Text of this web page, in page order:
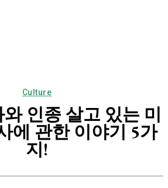
Culture
인종 살고 있는 미
에 관한 이야기 5가
지!